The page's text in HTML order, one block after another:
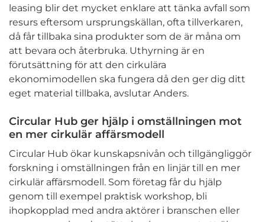
leasing blir det mycket enklare att tänka avfall som
resurs eftersom ursprungskällan, ofta tillverkaren,
då får tillbaka sina produkter som de är måna om
att bevara och återbruka. Uthyrning är en
förutsättning för att den cirkulära
ekonomimodellen ska fungera då den ger dig ditt
eget material tillbaka, avslutar Anders.
Circular Hub ger hjälp i omställningen mot
en mer cirkulär affärsmodell
Circular Hub ökar kunskapsnivån och tillgängliggör
forskning i omställningen från en linjär till en mer
cirkulär affärsmodell. Som företag får du hjälp
genom till exempel praktisk workshop, bli
ihopkopplad med andra aktörer i branschen eller